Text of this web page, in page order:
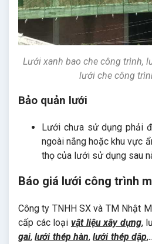
Lưới xanh bao che công trình,
lưới che công
Bảo quản lưới
Lưới chưa sử dụng phải
ngoài nắng hoặc khu vực
thọ của lưới sử dụng sau
Báo giá lưới công trình
Công ty TNHH SX và TM Nhật
cấp các loại vật liệu xây dựng,
gai,lưới thép hàn,lưới thép dập